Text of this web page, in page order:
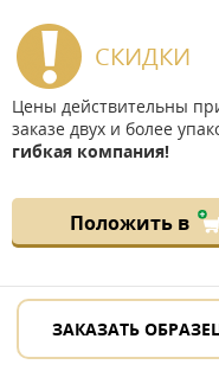
СКИДКИ
Цены действительны
заказе двух и более
гибкая компания!
Положить в
ЗАКАЗАТЬ